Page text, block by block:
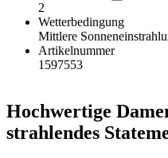
2
Wetterbedingung
Mittlere
Artikelnummer
1597553
Hochwertige
strahlendes